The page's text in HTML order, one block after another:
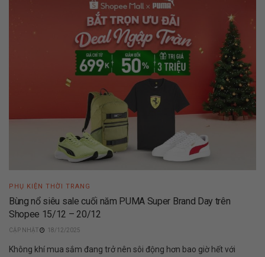
PHỤ KIỆN THỜI TRANG
Bùng nổ siêu sale cuối năm PUMA Super Brand Day trên
Shopee 15/12 – 20/12
18/12/2025
Không khí mua sắm đang trở nên sôi động hơn bao giờ hết với